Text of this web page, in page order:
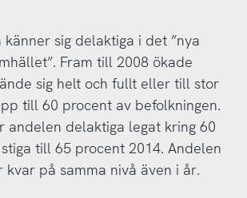
sig delaktiga i det ”nya
Fram till 2008 ökade
sig helt och fullt eller till stor
till 60 procent av befolkningen.
andelen delaktiga legat kring 60
till 65 procent 2014. Andelen
kvar på samma nivå även i år.